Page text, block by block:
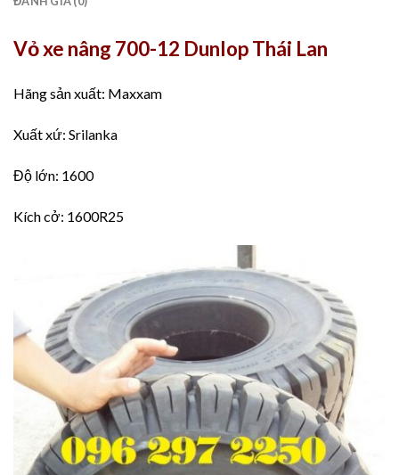
Vỏ xe nâng 700-12 Dunlop Thái Lan
Hãng sản xuất: Maxxam
Xuất xứ: Srilanka
Độ lớn: 1600
Kích cở: 1600R25